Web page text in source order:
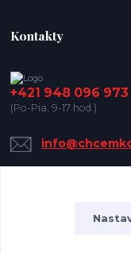
Kontakty
+421 948 096 973
(Po-Pia, 9-17 hod.)